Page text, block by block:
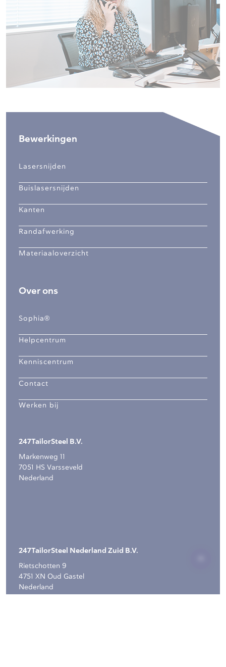
Bewerkingen
Lasersnijden
Buislasersnijden
Kanten
Randafwerking
Materiaaloverzicht
Over ons
Sophia®
Helpcentrum
Kenniscentrum
Contact
Werken bij
247TailorSteel B.V.
Markenweg 11
7051 HS Varsseveld
Nederland
247TailorSteel Nederland Zuid B.V.
Rietschotten 9
4751 XN Oud Gastel
Nederland